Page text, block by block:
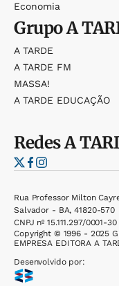
Economia
GrupoA
A TARDE
A TARDE FM
MASSA!
A TARDE EDUCAÇÃO
RedesA
Rua Professor Milton
Salvador - BA, 41820-570
CNPJ nº 15.111.297/0001-30
Copyright © 1996 - 2025
EMPRESA EDITORA A
Desenvolvido por: